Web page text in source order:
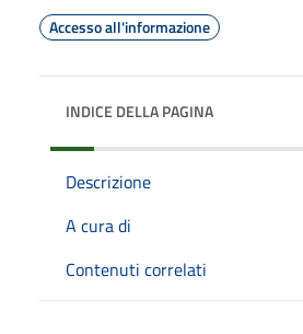
Accesso all'informazione
INDICE DELLA PAGINA
Descrizione
A cura di
Contenuti correlati